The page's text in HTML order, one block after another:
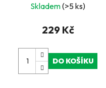
Skladem(>5 ks)
229 Kč
DO KOŠÍKU